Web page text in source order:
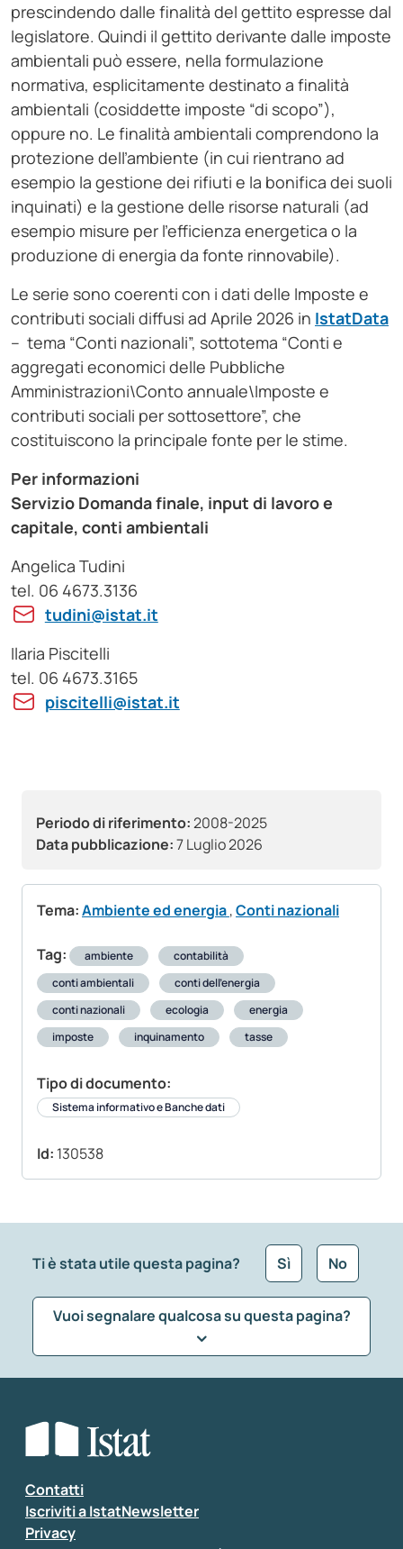
Periodo di riferimento:2008-2025
Data pubblicazione:7 Luglio 2026
Tema:Ambiente ed energia,Conti nazionali
Tag: ambiente
contabilità
conti ambientali
conti dell’energia
conti nazionali
ecologia
energia
imposte
inquinamento tasse
Tipo di documento:
Sistema informativo e Banche dati
Id: 130538
prescindendo dalle finalità del gettito espresse dal
legislatore. Quindi il gettito derivante dalle imposte
ambientali può essere, nella formulazione
normativa, esplicitamente destinato a finalità
ambientali (cosiddette imposte “di scopo”),
oppure no. Le finalità ambientali comprendono la
protezione dell’ambiente (in cui rientrano ad
esempio la gestione dei rifiuti e la bonifica dei suoli
inquinati) e la gestione delle risorse naturali (ad
esempio misure per l’efficienza energetica o la
produzione di energia da fonte rinnovabile).
Le serie sono coerenti con i dati delle Imposte e
contributi sociali diffusi ad Aprile 2026 in IstatData
– tema “Conti nazionali”, sottotema “Conti e
aggregati economici delle Pubbliche
Amministrazioni\Conto annuale\Imposte e
contributi sociali per sottosettore”, che
costituiscono la principale fonte per le stime.
Per informazioni
Servizio Domanda finale, input di lavoro e
capitale, conti ambientali
Angelica Tudini
tel. 06 4673.3136
tudini@istat.it
Ilaria Piscitelli
tel. 06 4673.3165
piscitelli@istat.it
Ti è stata utile questa pagina? Sì No
Vuoi segnalare qualcosa su questa pagina?
Seleziona la tipologia della segnalazione
Inserisci il tuo commento
Contatti
Iscriviti a IstatNewsletter
Privacy